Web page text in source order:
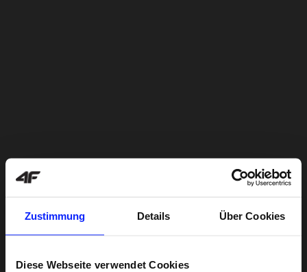
Zustimmung Details Über Cookies
Diese Webseite verwendet Cookies